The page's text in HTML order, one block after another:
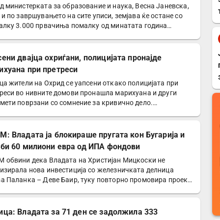
министерката за образование и наука, Весна Јаневска,
и по завршувањето на сите уписи, земјава ќе остане со
3.000 првачиња помалку од минатата година…
двајца охриѓани, полицијата пронајде
при претреси
жители на Охрид се уапсени откако полицијата при
во нивните домови пронашла марихуана и други
поврзани со сомнение за кривично дело.
Владата ја блокираше пругата кон Бугарија и
60 милиони евра од ИПА фондови
обвини дека Владата на Христијан Мицкоски не
нова инвестиција со железничката делница
Паланка – Деве Баир, туку повторно промовира проект
Владата за 71 ден се задолжила 333